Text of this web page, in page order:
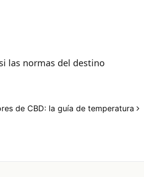
las normas del destino
de CBD: la guía de temperatura